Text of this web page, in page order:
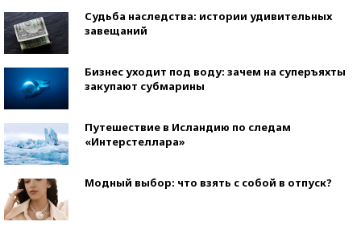
Судьба наследства: истории удивительных
завещаний
Бизнес уходит под воду: зачем на суперъяхты
закупают субмарины
Путешествие в Исландию по следам
«Интерстеллара»
Модный выбор: что взять с собой в отпуск?